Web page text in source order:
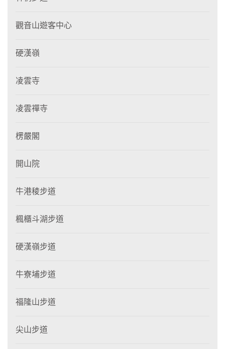
觀音山遊客中心
硬漢嶺
凌雲寺
凌雲禪寺
楞嚴閣
開山院
牛港稜步道
楓櫃斗湖步道
硬漢嶺步道
牛寮埔步道
福隆山步道
尖山步道